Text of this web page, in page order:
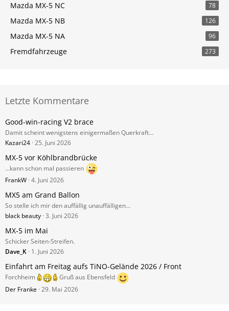
Mazda MX-5 NC 78
Mazda MX-5 NB 126
Mazda MX-5 NA 96
Fremdfahrzeuge 273
Letzte Kommentare
Good-win-racing V2 brace
Damit scheint wenigstens einigermaßen Querkraft…
Kazari24 25. Juni 2026
MX-5 vor Köhlbrandbrücke
...kann schon mal passieren
FrankW 4. Juni 2026
MX5 am Grand Ballon
So stelle ich mir den auffällig unauffälligen…
black beauty 3. Juni 2026
MX-5 im Mai
Schicker Seiten-Streifen.
Dave_K 1. Juni 2026
Einfahrt am Freitag aufs TiNO-Gelände 2026 / Front
Forchheim
Gruß aus Ebensfeld
Der Franke 29. Mai 2026